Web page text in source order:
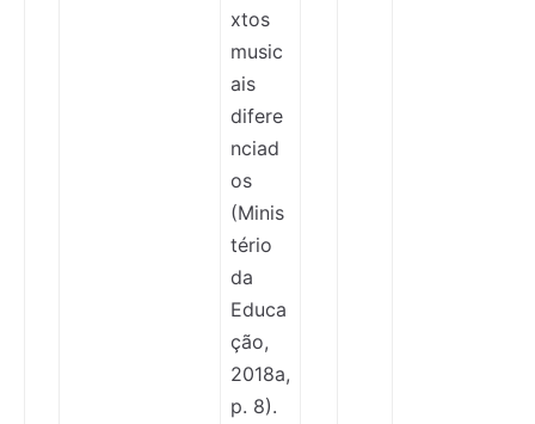
xtos
music
ais
difere
nciad
os
(Minis
tério
da
Educa
ção,
2018a,
p. 8).